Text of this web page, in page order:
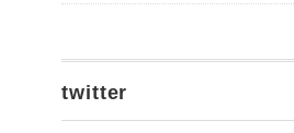
twitter